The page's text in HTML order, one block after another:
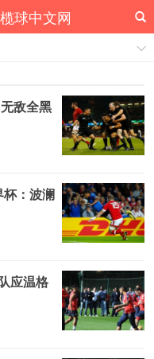
球中文网
敌全黑
：波澜
应温格